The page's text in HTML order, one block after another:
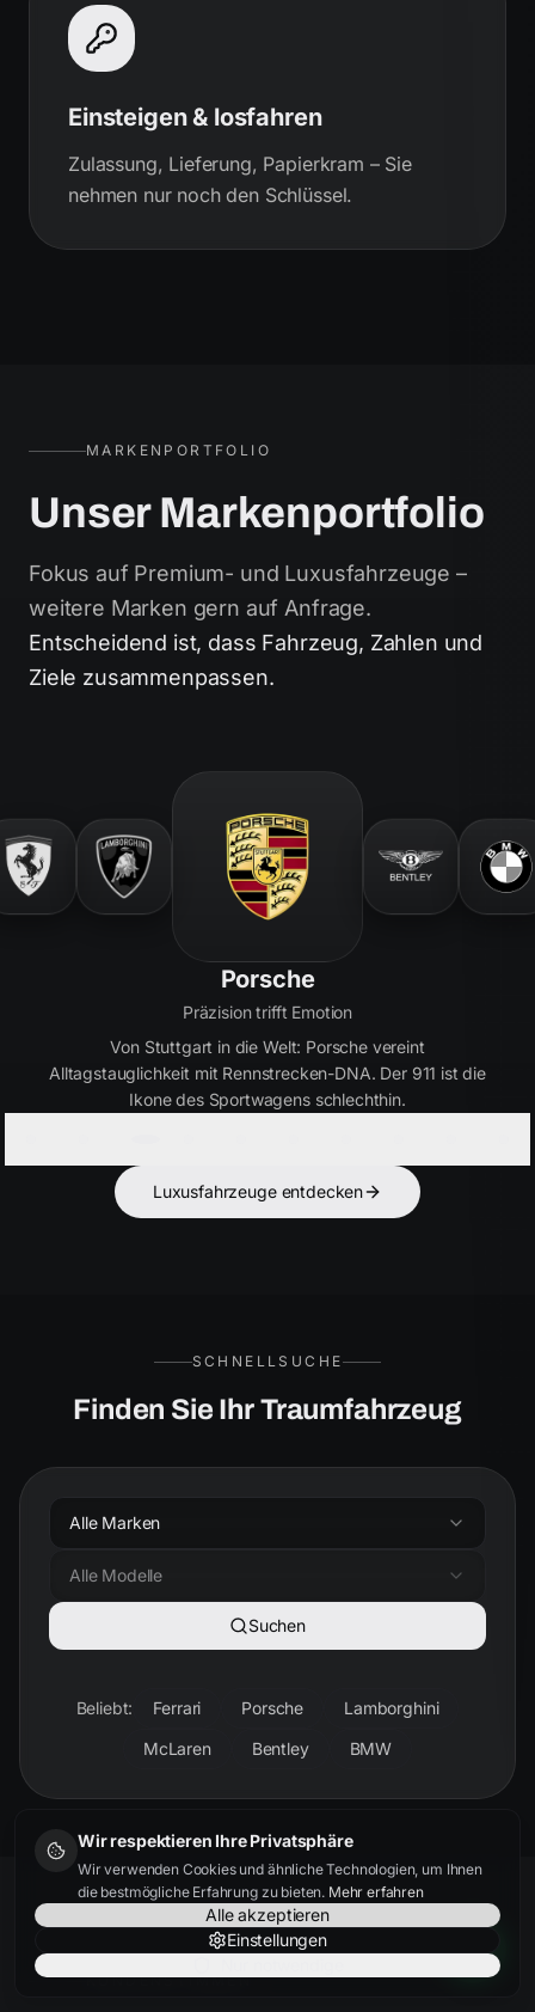
Wir respektieren Ihre Privatsphäre
Wir verwenden Cookies und ähnliche Technologien, um Ihnen
die bestmögliche Erfahrung zu bieten. Mehr erfahren
Alle akzeptieren
Einstellungen
Einsteigen & losfahren
Zulassung, Lieferung, Papierkram – Sie
nehmen nur noch den Schlüssel.
MARKENPORTFOLIO
Unser Markenportfolio
Fokus auf Premium- und Luxusfahrzeuge –
weitere Marken gern auf Anfrage.
Entscheidend ist, dass Fahrzeug, Zahlen und
Ziele zusammenpassen.
Bentley
Handwerkskunst seit 1919
Britische Eleganz in Perfektion. Bentley verbindet
ultimativen Luxus mit kraftvoller Performance – für Kenner,
die das Besondere suchen.
Luxusfahrzeuge entdecken
SCHNELLSUCHE
Finden Sie Ihr Traumfahrzeug
Alle Marken
Alle Modelle
Suchen
Beliebt: Ferrari Porsche
Lamborghini
McLaren
Bentley BMW
KUNDENSTIMMEN